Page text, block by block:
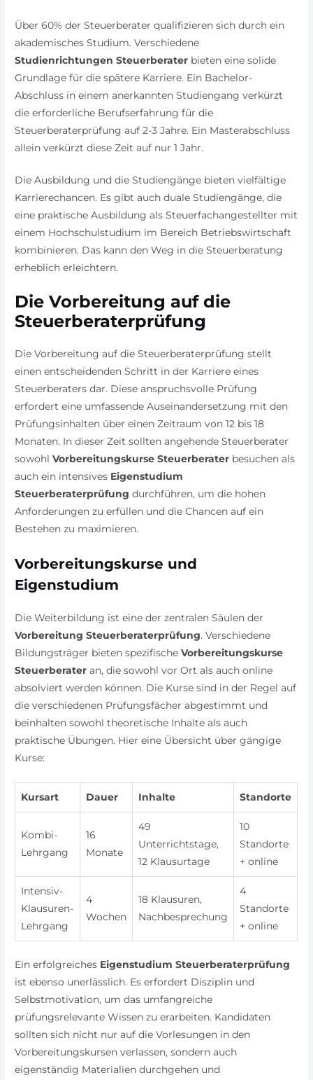
Über 60% der Steuerberater qualifizieren sich durch ein
akademisches Studium. Verschiedene
Studienrichtungen Steuerberater bieten eine solide
Grundlage für die spätere Karriere. Ein Bachelor-
Abschluss in einem anerkannten Studiengang verkürzt
die erforderliche Berufserfahrung für die
Steuerberaterprüfung auf 2-3 Jahre. Ein Masterabschluss
allein verkürzt diese Zeit auf nur 1 Jahr.
Die Ausbildung und die Studiengänge bieten vielfältige
Karrierechancen. Es gibt auch duale Studiengänge, die
eine praktische Ausbildung als Steuerfachangestellter mit
einem Hochschulstudium im Bereich Betriebswirtschaft
kombinieren. Das kann den Weg in die Steuerberatung
erheblich erleichtern.
Die Vorbereitung auf die
Steuerberaterprüfung
Die Vorbereitung auf die Steuerberaterprüfung stellt
einen entscheidenden Schritt in der Karriere eines
Steuerberaters dar. Diese anspruchsvolle Prüfung
erfordert eine umfassende Auseinandersetzung mit den
Prüfungsinhalten über einen Zeitraum von 12 bis 18
Monaten. In dieser Zeit sollten angehende Steuerberater
sowohlVorbereitungskurse Steuerberater besuchen als
auch ein intensives Eigenstudium
Steuerberaterprüfung durchführen, um die hohen
Anforderungen zu erfüllen und die Chancen auf ein
Bestehen zu maximieren.
Vorbereitungskurse und
Eigenstudium
Die Weiterbildung ist eine der zentralen Säulen der
Vorbereitung Steuerberaterprüfung. Verschiedene
Bildungsträger bieten spezifischeVorbereitungskurse
Steuerberater an, die sowohl vor Ort als auch online
absolviert werden können. Die Kurse sind in der Regel auf
die verschiedenen Prüfungsfächer abgestimmt und
beinhalten sowohl theoretische Inhalte als auch
praktische Übungen. Hier eine Übersicht über gängige
Kurse:
Kursart Dauer Inhalte Standorte
Kombi-
Lehrgang
16
Monate
49
Unterrichtstage,
12 Klausurtage
10
Standorte
+ online
Intensiv-
Klausuren-
Lehrgang
4
Wochen
18 Klausuren,
Nachbesprechung
4
Standorte
+ online
Ein erfolgreiches Eigenstudium Steuerberaterprüfung
ist ebenso unerlässlich. Es erfordert Disziplin und
Selbstmotivation, um das umfangreiche
prüfungsrelevante Wissen zu erarbeiten. Kandidaten
sollten sich nicht nur auf die Vorlesungen in den
Vorbereitungskursen verlassen, sondern auch
eigenständig Materialien durchgehen und